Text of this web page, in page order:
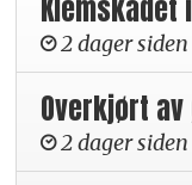
Klemskadet
2 dager siden
Overkjørt
2 dager siden